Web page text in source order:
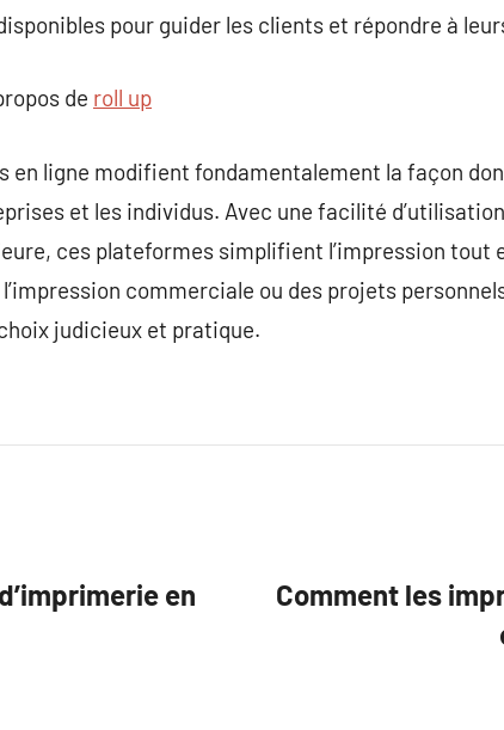
pour guider les clients et répondre à
de roll up
en ligne modifient fondamentalement la façon
et les individus. Avec une facilité
ces plateformes simplifient l’impression tout
commerciale ou des projets
judicieux et pratique.
en
Comment les